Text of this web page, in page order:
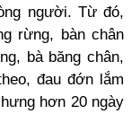
người. Từ đó,
rừng, bàn chân
bà băng chân,
đau đớn lắm
hơn 20 ngày